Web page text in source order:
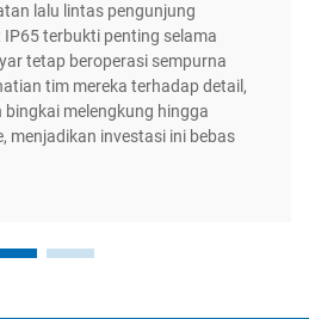
lalu lintas pengunjung
IP65 terbukti penting selama
tetap beroperasi sempurna
tim mereka terhadap detail,
melengkung hingga
menjadikan investasi ini bebas